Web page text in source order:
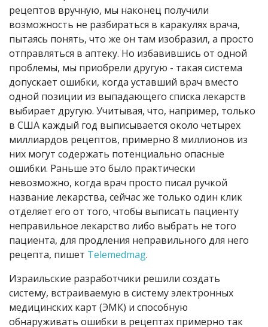
рецептов вручную, мы наконец получили
возможность не разбираться в каракулях врача,
пытаясь понять, что же он там изобразил, а просто
отправляться в аптеку. Но избавившись от одной
проблемы, мы приобрели другую - такая система
допускает ошибки, когда уставший врач вместо
одной позиции из выпадающего списка лекарств
выбирает другую. Учитывая, что, например, только
в США каждый год выписывается около четырех
миллиардов рецептов, примерно 8 миллионов из
них могут содержать потенциально опасные
ошибки. Раньше это было практически
невозможно, когда врач просто писал ручкой
название лекарства, сейчас же только один клик
отделяет его от того, чтобы выписать пациенту
неправильное лекарство либо выбрать не того
пациента, для продления неправильного для него
рецепта, пишет Telemedmag.
Израильские разработчики решили создать
систему, встраиваемую в систему электронных
медицинских карт (ЭМК) и способную
обнаруживать ошибки в рецептах примерно так